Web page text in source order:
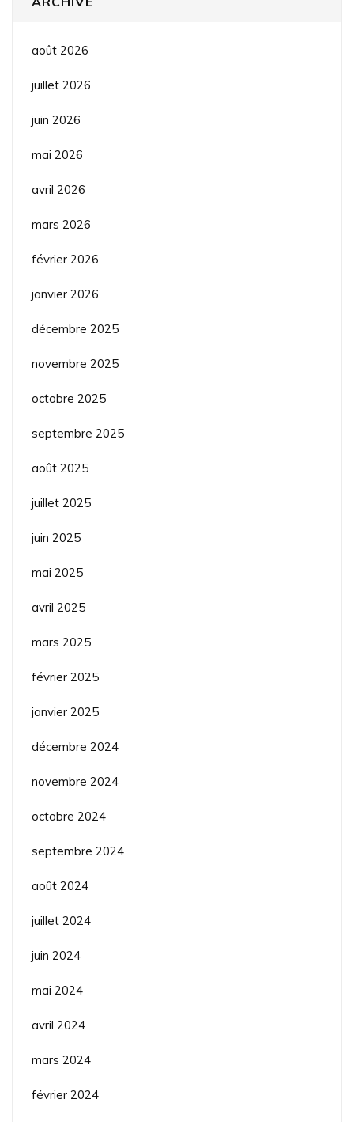
août 2026
juillet 2026
juin 2026
mai 2026
avril 2026
mars 2026
février 2026
janvier 2026
décembre 2025
novembre 2025
octobre 2025
septembre 2025
août 2025
juillet 2025
juin 2025
mai 2025
avril 2025
mars 2025
février 2025
janvier 2025
décembre 2024
novembre 2024
octobre 2024
septembre 2024
août 2024
juillet 2024
juin 2024
mai 2024
avril 2024
mars 2024
février 2024